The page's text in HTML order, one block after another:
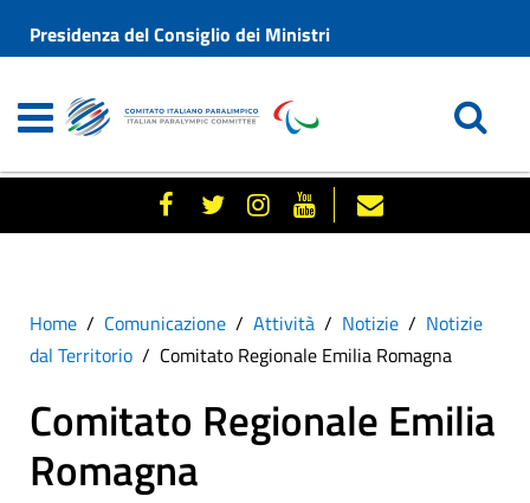
Presidenza del Consiglio dei Ministri
Home Comunicazione Attività Notizie
Notizie
dal Territorio
Comitato Regionale Emilia Romagna
Comitato Regionale Emilia
Romagna